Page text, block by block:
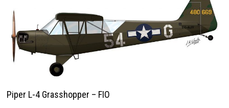
Piper L-4 Grasshopper – FIO